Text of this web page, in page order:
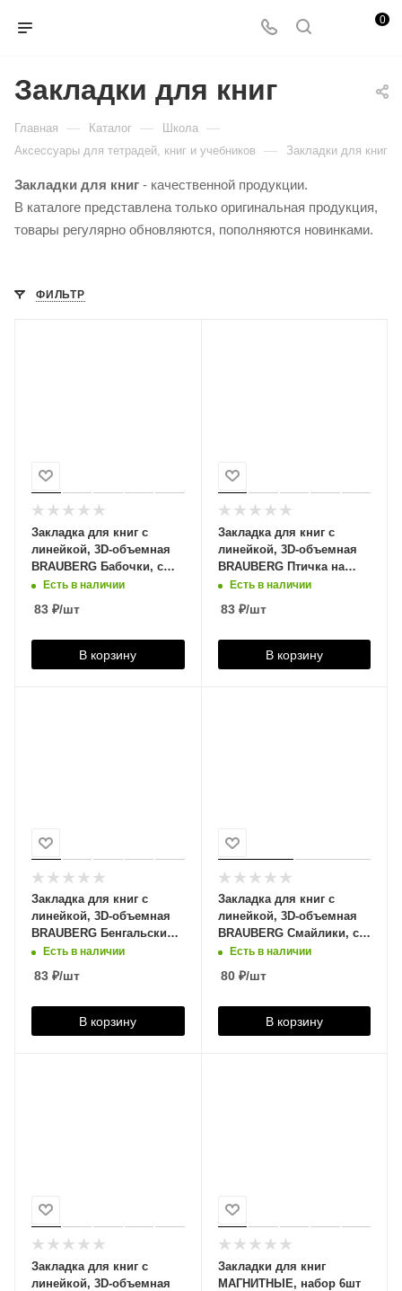
0
Закладки для книг
Главная — Каталог — Школа —
Аксессуары для тетрадей, книг и учебников — Закладки для книг
Закладки для книг - качественной продукции.
В каталоге представлена только оригинальная продукция,
товары регулярно обновляются, пополняются новинками.
ФИЛЬТР
Закладка для книг с
линейкой, 3D-объемная
BRAUBERG Бабочки, с
декоративным шнурком,
Есть в наличии
83 ₽/шт
В корзину
Закладка для книг с
линейкой, 3D-объемная
BRAUBERG Птичка на
ветке, с декоративным
Есть в наличии
83₽/шт
В корзину
Закладка для книг с
линейкой, 3D-объемная
BRAUBERG Бенгальский
тигр, с декоративным
шнурком, 125755
Есть в наличии
83 ₽/шт
В корзину
Закладка для книг с
линейкой, 3D-объемная
BRAUBERG Смайлики, с
декоративным шнурком,
128096
Есть в наличии
80₽/шт
В корзину
Закладка для книг с
линейкой, 3D-объемная
Закладки для книг
МАГНИТНЫЕ, набор 6шт